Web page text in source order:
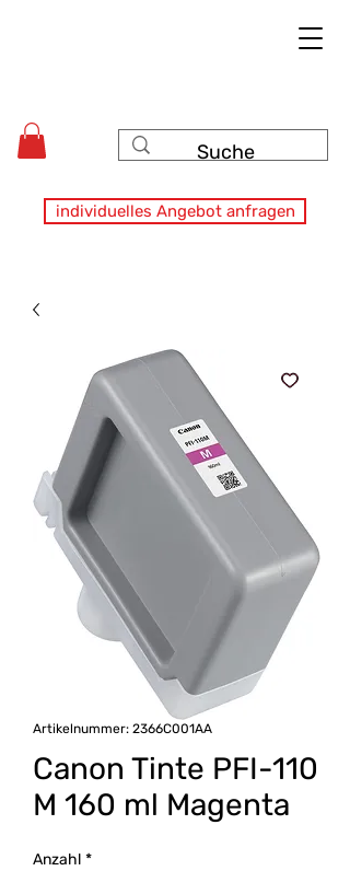
individuelles Angebot anfragen
Artikelnummer: 2366C001AA
Canon Tinte PFI-110
M 160 ml Magenta
Anzahl *